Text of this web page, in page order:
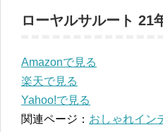
ローヤルサルート 21
Amazonで見る
楽天で見る
Yahoo!で見る
関連ページ： おしゃれイン